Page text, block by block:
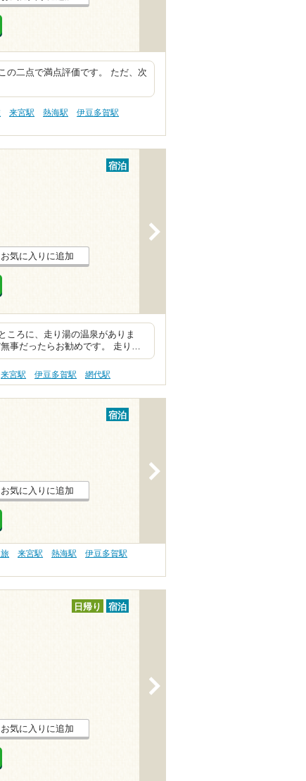
の二点で満点評価です。 ただ、次
来宮駅 熱海駅
伊豆多賀駅
宿泊
お気に入りに追加
ころに、走り湯の温泉がありま
事だったらお勧めです。 走り…
来宮駅 伊豆多賀駅 網代駅
宿泊
お気に入りに追加
来宮駅 熱海駅
伊豆多賀駅
日帰り 宿泊
お気に入りに追加